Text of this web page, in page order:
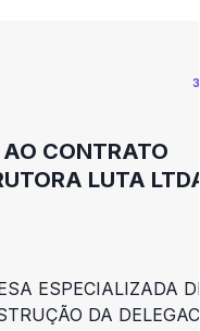
CONTRATO
LUTA
ESPECIALIZADA
DA